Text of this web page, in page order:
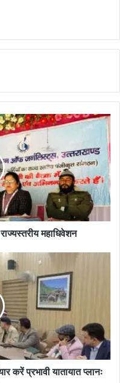
राज्यस्तरीय महाधिवेशन
करें प्रभावी यातायात प्लानः